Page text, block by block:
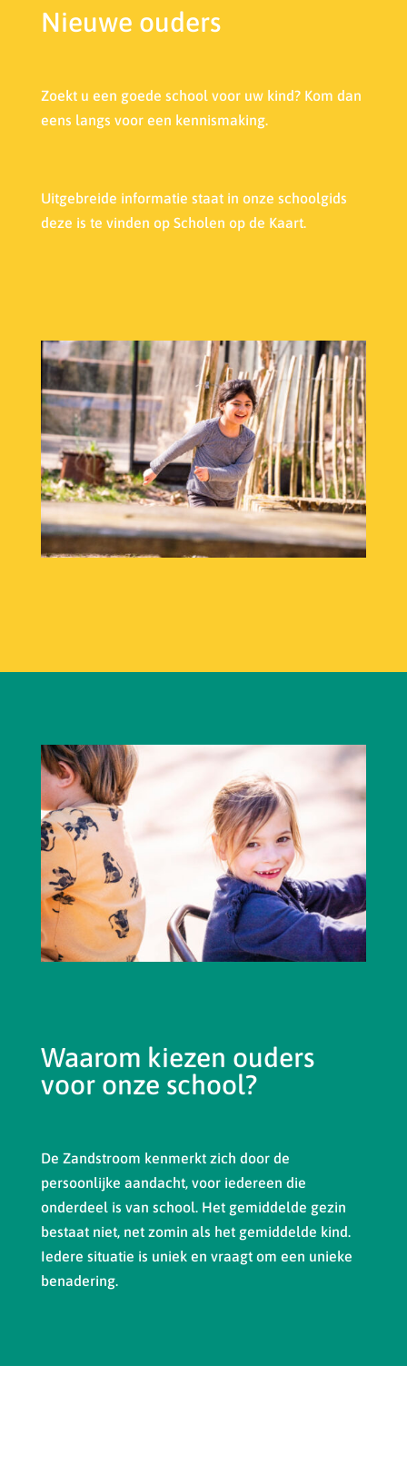
Nieuwe ouders
Zoekt u een goede school voor uw kind? Kom dan
eens langs voor een kennismaking.
Uitgebreide informatie staat in onze schoolgids
deze is te vinden op Scholen op de Kaart.
Waarom kiezen ouders
voor onze school?
De Zandstroom kenmerkt zich door de
persoonlijke aandacht, voor iedereen die
onderdeel is van school. Het gemiddelde gezin
bestaat niet, net zomin als het gemiddelde kind.
Iedere situatie is uniek en vraagt om een unieke
benadering.